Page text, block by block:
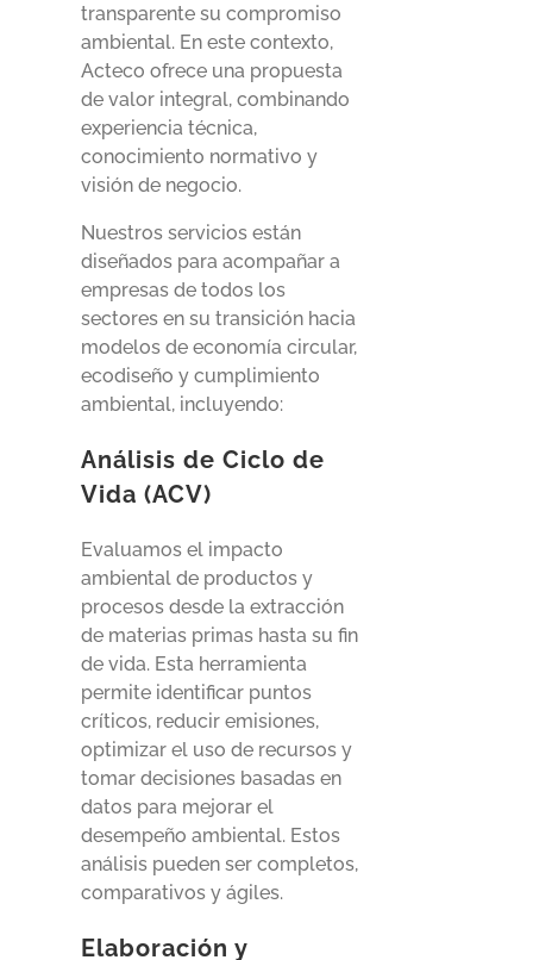
transparente su compromiso
ambiental. En este contexto,
Acteco ofrece una propuesta
de valor integral, combinando
experiencia técnica,
conocimiento normativo y
visión de negocio.
Nuestros servicios están
diseñados para acompañar a
empresas de todos los
sectores en su transición hacia
modelos de economía circular,
ecodiseño y cumplimiento
ambiental, incluyendo:
Análisis de Ciclo de
Vida (ACV)
Evaluamos el impacto
ambiental de productos y
procesos desde la extracción
de materias primas hasta su fin
de vida. Esta herramienta
permite identificar puntos
críticos, reducir emisiones,
optimizar el uso de recursos y
tomar decisiones basadas en
datos para mejorar el
desempeño ambiental. Estos
análisis pueden ser completos,
comparativos y ágiles.
Elaboración y